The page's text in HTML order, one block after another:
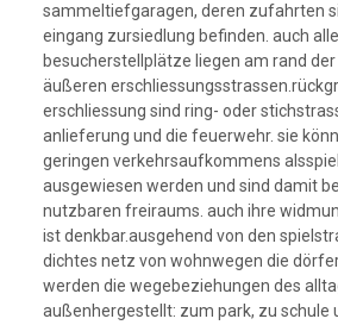
sammeltiefgaragen, deren zufahrten
eingang zursiedlung befinden. auch alle
besucherstellplätze liegen am rand
äußeren
erschliessung sind ring- oder
anlieferung und die feuerwehr. sie
geringen verkehrsaufkommens
ausgewiesen werden und sind damit
nutzbaren freiraums. auch ihre
ist denkbar.ausgehend von den
dichtes netz von wohnwegen die
werden die wegebeziehungen des
außenhergestellt: zum park, zu schule